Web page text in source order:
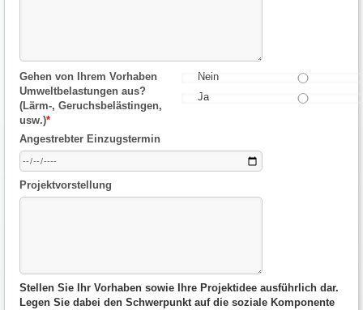
Gehen von Ihrem Vorhaben
Umweltbelastungen aus?
(Lärm-, Geruchsbelästingen,
usw.)*
Nein
Ja
Angestrebter Einzugstermin
Projektvorstellung
Stellen Sie Ihr Vorhaben sowie Ihre Projektidee ausführlich dar.
Legen Sie dabei den Schwerpunkt auf die soziale Komponente